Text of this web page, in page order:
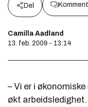
Del
Camilla Aadland
13. feb. 2009 - 13:14
– Vi er i
økt